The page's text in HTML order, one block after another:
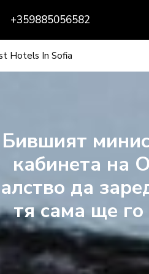
+359885056582
Hotels In Sofia
Бившият
кабинета на
да
тя сама ще